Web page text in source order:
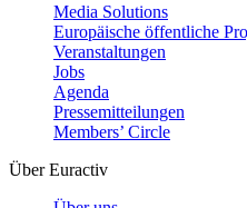
Media Solutions
Europäische öffentliche
Veranstaltungen
Jobs
Agenda
Pressemitteilungen
Members’ Circle
Über Euractiv